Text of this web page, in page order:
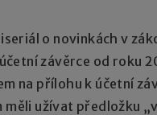
o novinkách v
závěrce od roku
na přílohu k účetní
měli užívat předložku